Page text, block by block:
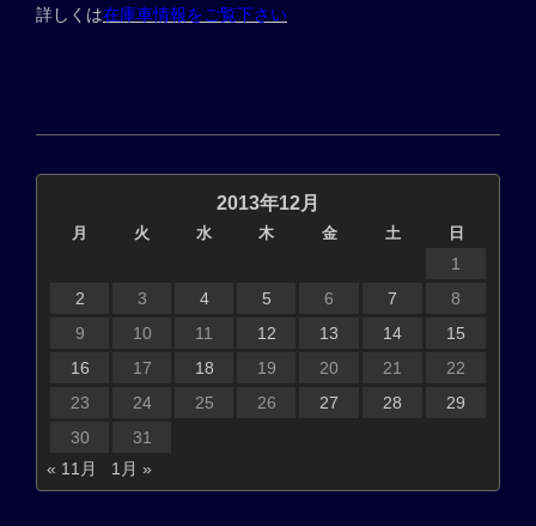
詳しくは在庫車情報をご覧下さい
2013年12月
月 火 水 木 金 土 日
1
2
3 4 5 6 7
8
9
10 11 12 13 14
15
16
17 18 19 20 21
22
23
24 25 26 27 28
29
30
31
« 11月
1月 »